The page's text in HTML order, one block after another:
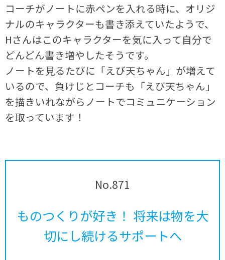
コーチがノートに赤ペンを入れる時に、オリジ
ナルのキャラクターも書き添えていたようで、
Hさんはこのキャラクターを気に入って自分で
どんどん書き増やしたそうです。
ノートを見るたびに「えび天ちゃん」が増えて
いるので、負けじとコーチも「えび天ちゃん」
を描きいれながらノートでコミュニケーション
を取っています！
No.871
ものつくりが好き！ 将来は物を大
切にし続けるサポートへ